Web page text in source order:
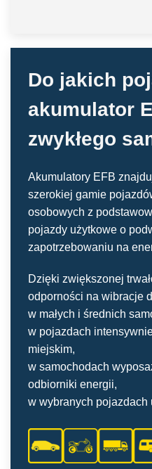
Do jakich
akumulator
zwykłego
Akumulatory EFB
szerokiej gamie
osobowych z
pojazdy użytkowe o
zapotrzebowaniu na
Dzięki zwiększonej
odporności na wibracje
w małych i średnich
w pojazdach
miejskim,
w samochodach
odbiorniki energii,
w wybranych pojazdach